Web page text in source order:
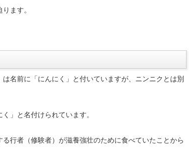
青空レストラン』の食材は、長野県長野市戸隠の『 行者
グルポケット』のおたけさん・太田博久さん・斉藤慎二
ます。